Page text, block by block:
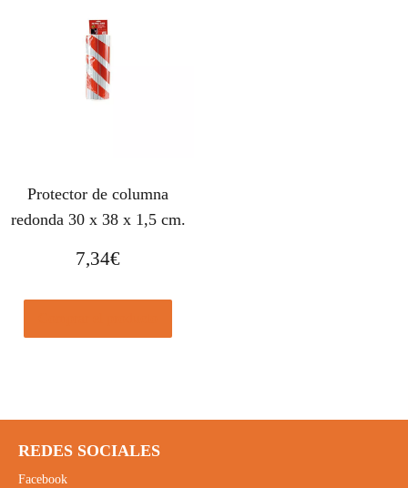
Protector de columna
redonda 30 x 38 x 1,5 cm.
7,34€
REDES SOCIALES
Facebook